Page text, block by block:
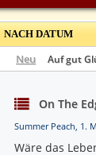
NACH DATUM
Neu Auf gut
On The
Summer Peach, 1.
Wäre das